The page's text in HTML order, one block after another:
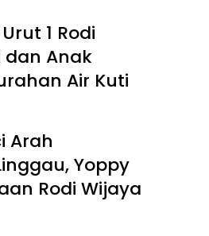
1 Rodi
dan Anak
Air Kuti
Arah
Yoppy
Rodi Wijaya